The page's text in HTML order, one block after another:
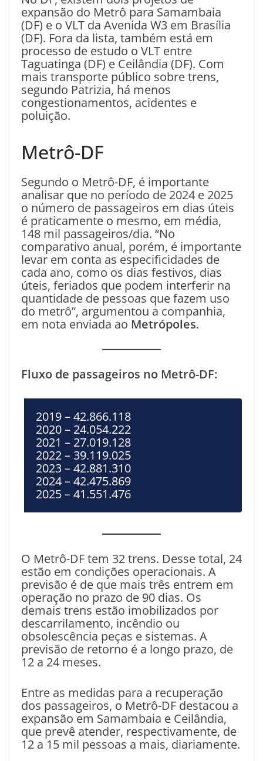
expansão do Metrô para Samambaia
(DF) e o VLT da Avenida W3 em Brasília
(DF). Fora da lista, também está em
processo de estudo o VLT entre
Taguatinga (DF) e Ceilândia (DF). Com
mais transporte público sobre trens,
segundo Patrizia, há menos
congestionamentos, acidentes e
poluição.
Metrô-DF
Segundo o Metrô-DF, é importante
analisar que no período de 2024 e 2025
o número de passageiros em dias úteis
é praticamente o mesmo, em média,
148 mil passageiros/dia. “No
comparativo anual, porém, é importante
levar em conta as especificidades de
cada ano, como os dias festivos, dias
úteis, feriados que podem interferir na
quantidade de pessoas que fazem uso
do metrô”, argumentou a companhia,
em nota enviada ao Metrópoles.
Fluxo de passageiros no Metrô-DF:
2019 – 42.866.118
2020 – 24.054.222
2021 – 27.019.128
2022 – 39.119.025
2023 – 42.881.310
2024 – 42.475.869
2025 – 41.551.476
O Metrô-DF tem 32 trens. Desse total, 24
estão em condições operacionais. A
previsão é de que mais três entrem em
operação no prazo de 90 dias. Os
demais trens estão imobilizados por
descarrilamento, incêndio ou
obsolescência peças e sistemas. A
previsão de retorno é a longo prazo, de
12 a 24 meses.
Entre as medidas para a recuperação
dos passageiros, o Metrô-DF destacou a
expansão em Samambaia e Ceilândia,
que prevê atender, respectivamente, de
12 a 15 mil pessoas a mais, diariamente.